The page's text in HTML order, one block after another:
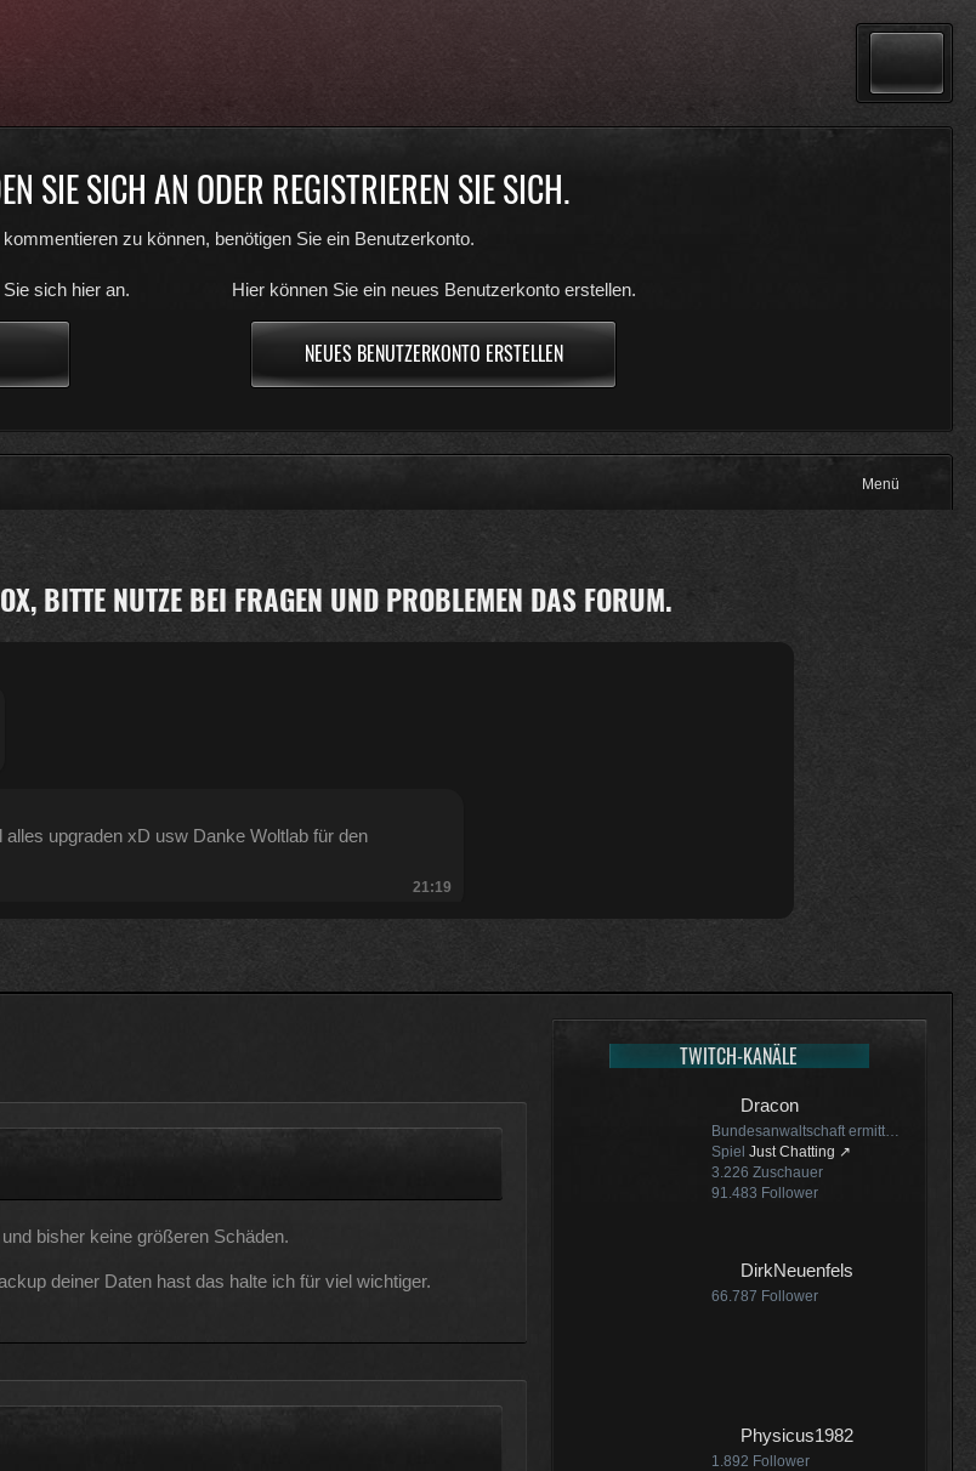
SIE SICH AN ODER REGISTRIEREN SIE SICH.
zu können, benötigen Sie ein Benutzerkonto.
sich hier an. Hier können Sie ein neues Benutzerkonto erstellen.
NEUES BENUTZERKONTO ERSTELLEN
Menü
BITTE NUTZE BEI FRAGEN UND PROBLEMEN DAS FORUM.
alles upgraden xD usw Danke Woltlab für den
21:19
noch mal 65 für Forum Update.
09:25
und Designs auch so um locker flockig 50-60 €
gezogen wird
2 Jahre das Forum Update kauft kostet es nur die
11:18
bisher keine größeren Schäden.
deiner Daten hast das halte ich für viel wichtiger.
TWITCH-KANÄLE
Dracon
Bundesanwaltschaft ermittelt zu Sprengstoff-Drohne + Trump schränkt erneut Geburtsrecht ein + PV-Besitzer müssen 2029 70-90% mehr GP zahlen
Spiel Just Chatting
3.226 Zuschauer
91.483 Follower
DirkNeuenfels
66.787 Follower
Physicus1982
1.892 Follower